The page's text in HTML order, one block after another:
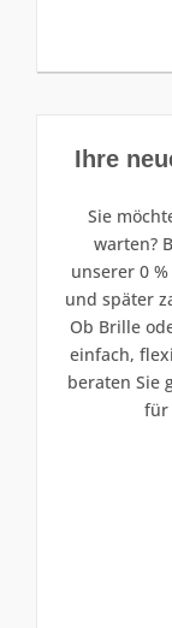
Ihre
Sie
warten?
unserer 0
und später
Ob Brille
einfach,
beraten Sie
für